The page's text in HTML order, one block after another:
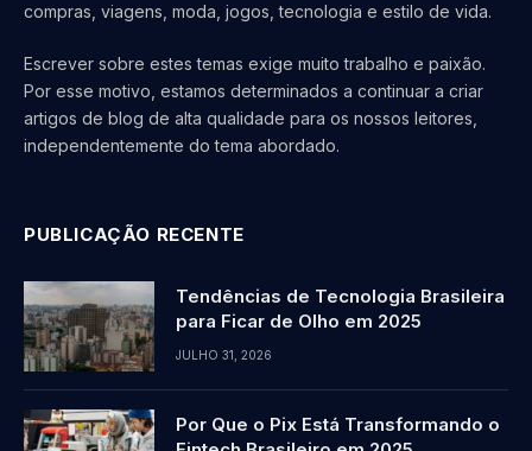
compras, viagens, moda, jogos, tecnologia e estilo de vida.
Escrever sobre estes temas exige muito trabalho e paixão.
Por esse motivo, estamos determinados a continuar a criar
artigos de blog de alta qualidade para os nossos leitores,
independentemente do tema abordado.
PUBLICAÇÃO RECENTE
Tendências de Tecnologia Brasileira
para Ficar de Olho em 2025
JULHO 31, 2026
Por Que o Pix Está Transformando o